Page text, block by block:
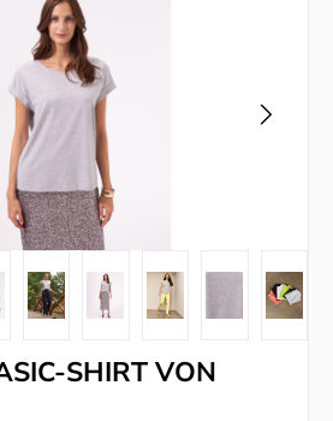
SHIRT VON